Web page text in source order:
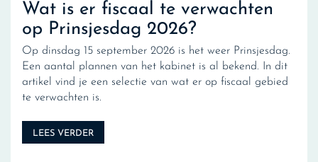
Wat is er fiscaal te verwachten
op Prinsjesdag 2026?
Op dinsdag 15 september 2026 is het weer Prinsjesdag.
Een aantal plannen van het kabinet is al bekend. In dit
artikel vind je een selectie van wat er op fiscaal gebied
te verwachten is.
LEES VERDER